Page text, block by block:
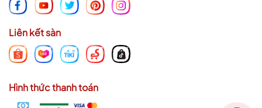
Liên kết sàn
Hình thức thanh toán